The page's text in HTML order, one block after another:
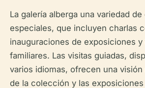
La galería alberga una variedad de
especiales, que incluyen charlas
inauguraciones de exposiciones y
familiares. Las visitas guiadas,
varios idiomas, ofrecen una
de la colección y las